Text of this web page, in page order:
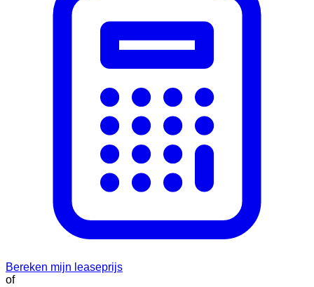
Bereken mijn leaseprijs
of